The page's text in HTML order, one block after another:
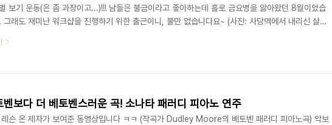
보기 운동(은 좀 과장이고...)!!! 남들은 불금이라고 좋아하는데 홀로 금요병을 앓아왔던 8월이었습
그래도 재미난 워크샵을 진행하기 위한 출근이니, 불만 없습니다요~ (사진: 사당역에서 내리신 살짜
정다방으로 바뀌었습니다. "정다방"이라는 대안공간은 문래역 1번출구로 나와서 공원을 지나 큰길 따
추~ (먹을거 이야기로 빠져들기 전에 어서 다시 본론으로...) 재생이 안되면 윗부..
벤보다 더 베토벤스러운 곡! 소나타 패러디 피아노 연주
레슨 온 제자가 보여준 동영상입니다 ㅋㅋ (작곡가 Dudley Moore의 베토벤 패러디 피아노곡) 악보